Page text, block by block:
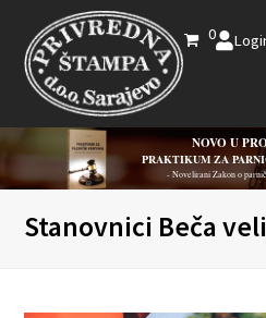
0
NOVO U
PRAKTIKUM ZA
- Novelirani Zakon o
Stanovnici Beča